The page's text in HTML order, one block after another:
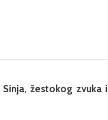
žestokog zvuka i